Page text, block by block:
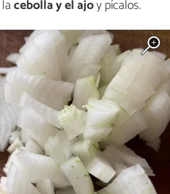
lacebollay el ajoy pícalos.